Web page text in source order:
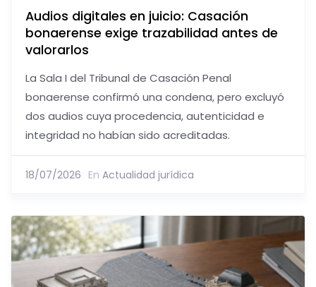
Audios digitales en juicio: Casación
bonaerense exige trazabilidad antes de
valorarlos
La Sala I del Tribunal de Casación Penal
bonaerense confirmó una condena, pero excluyó
dos audios cuya procedencia, autenticidad e
integridad no habían sido acreditadas.
18/07/2026 En Actualidad jurídica